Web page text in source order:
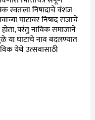
स्वतःला निषादाचे वंशज
घाटावर निषाद राजाचे
परंतु नाविक समाजाने
या घाटाचे नाव बदलण्यात
येथे उत्सवासाठी